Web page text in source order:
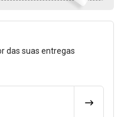
o Frete
das suas entregas